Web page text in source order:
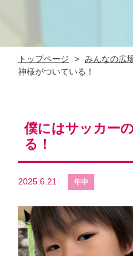
トップページ > みんなの広
神様がついている！
僕にはサッカー
る！
2025.6.21